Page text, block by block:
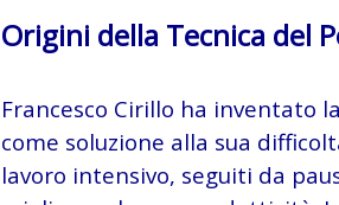
Origini della Tecnica del
Francesco Cirillo ha inventato
come soluzione alla sua
lavoro intensivo, seguiti da